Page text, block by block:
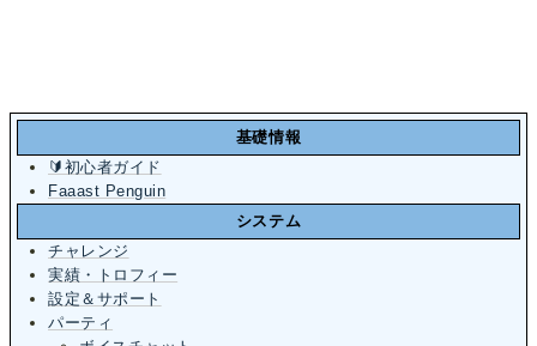
基礎情報
🔰初心者ガイド
Faaast Penguin
システム
チャレンジ
実績・トロフィー
設定＆サポート
パーティ